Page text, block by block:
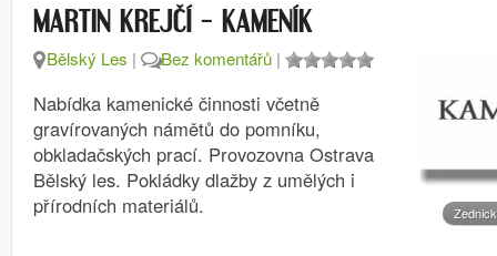
MARTIN KREJČÍ – KAMENÍK
Bělský Les | Bez komentářů |
Nabídka kamenické činnosti včetně
gravírovaných námětů do pomníku,
obkladačských prací. Provozovna Ostrava
Bělský les. Pokládky dlažby z umělých i
přírodních materiálů.